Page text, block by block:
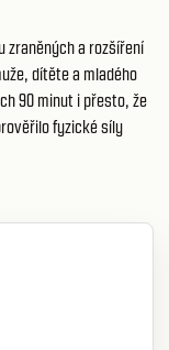
zraněných a rozšíření
dítěte a mladého
90 minut i přesto, že
fyzické síly